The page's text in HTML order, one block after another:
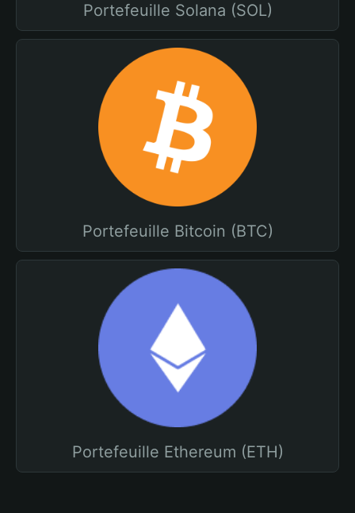
Portefeuille Solana (SOL)
Portefeuille Bitcoin (BTC)
Portefeuille Ethereum (ETH)